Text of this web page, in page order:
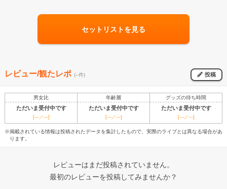
セットリストを見る
レビュー/観たレポ (--件) 投稿
男女比 年齢層 グッズの待ち時間
ただいま受付中です ただいま受付中です ただいま受付中です
[---／---] [---／---] [---／---]
※掲載されている情報は投稿されたデータを集計したもので、実際のライブとは異なる場合があ
ります。
レビューはまだ投稿されていません。
最初のレビューを投稿してみませんか？